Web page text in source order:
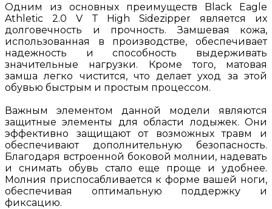
Одним из основных преимуществ Black Eagle
Athletic 2.0 V T High Sidezipper является их
долговечность и прочность. Замшевая кожа,
использованная в производстве, обеспечивает
надежность и способность выдерживать
значительные нагрузки. Кроме того, матовая
замша легко чистится, что делает уход за этой
обувью быстрым и простым процессом.
Важным элементом данной модели являются
защитные элементы для области лодыжек. Они
эффективно защищают от возможных травм и
обеспечивают дополнительную безопасность.
Благодаря встроенной боковой молнии, надевать
и снимать обувь стало еще проще и удобнее.
Молния приспосабливается к форме вашей ноги,
обеспечивая оптимальную поддержку и
фиксацию.